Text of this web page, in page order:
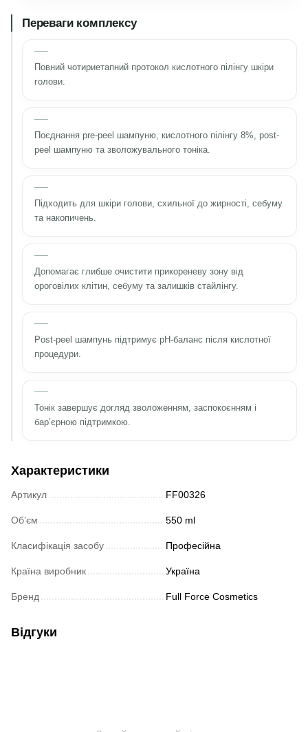
Переваги комплексу
Повний чотириетапний протокол кислотного пілінгу шкіри
голови.
Поєднання pre-peel шампуню, кислотного пілінгу 8%, post-
peel шампуню та зволожувального тоніка.
Підходить для шкіри голови, схильної до жирності, себуму
та накопичень.
Допомагає глибше очистити прикореневу зону від
ороговілих клітин, себуму та залишків стайлінгу.
Post-peel шампунь підтримує pH-баланс після кислотної
процедури.
Тонік завершує догляд зволоженням, заспокоєнням і
бар’єрною підтримкою.
Характеристики
Артикул FF00326
Обʼєм 550 ml
Класифікація засобу Професійна
Країна виробник Україна
Бренд Full Force Cosmetics
Відгуки